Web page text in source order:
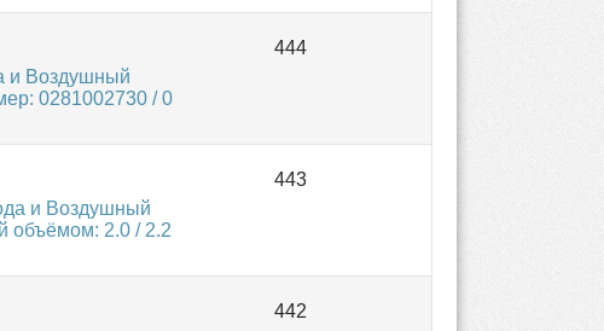
и Воздушный
0281002730 / 0
и Воздушный
объёмом: 2.0 / 2.2